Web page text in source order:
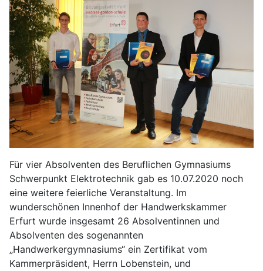
Für vier Absolventen des Beruflichen Gymnasiums
Schwerpunkt Elektrotechnik gab es 10.07.2020 noch
eine weitere feierliche Veranstaltung. Im
wunderschönen Innenhof der Handwerkskammer
Erfurt wurde insgesamt 26 Absolventinnen und
Absolventen des sogenannten
„Handwerkergymnasiums“ ein Zertifikat vom
Kammerpräsident, Herrn Lobenstein, und